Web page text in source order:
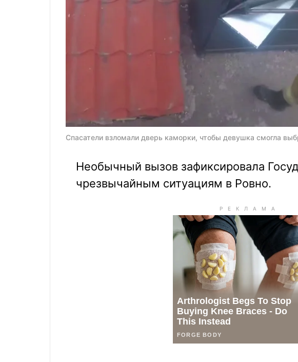
Спасатели взломали дверь каморки, чтобы девушка смогла
Необычный вызов зафиксировала
чрезвычайным ситуациям в Ровно.